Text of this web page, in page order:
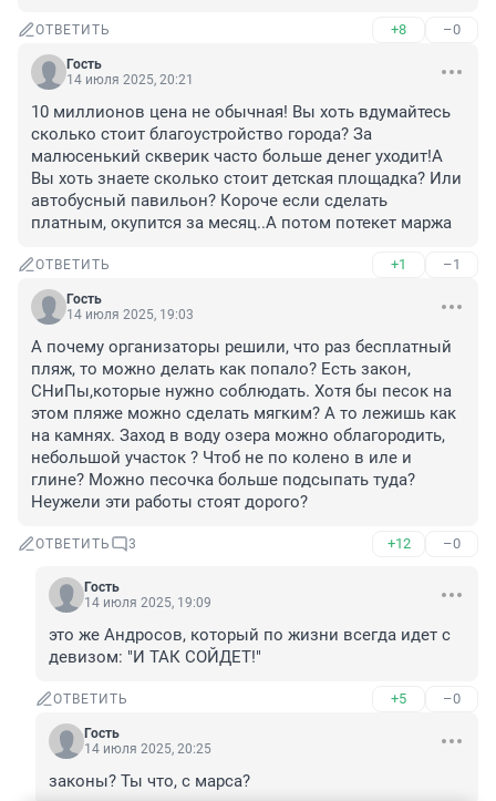
ОТВЕТИТЬ +8 –0
Гость
14 июля 2025, 20:21
10 миллионов цена не обычная! Вы хоть вдумайтесь
сколько стоит благоустройство города? За
малюсенький скверик часто больше денег уходит!А
Вы хоть знаете сколько стоит детская площадка? Или
автобусный павильон? Короче если сделать
платным, окупится за месяц..А потом потекет маржа
ОТВЕТИТЬ +1 –1
Гость
14 июля 2025, 19:03
А почему организаторы решили, что раз бесплатный
пляж, то можно делать как попало? Есть закон,
СНиПы,которые нужно соблюдать. Хотя бы песок на
этом пляже можно сделать мягким? А то лежишь как
на камнях. Заход в воду озера можно облагородить,
небольшой участок ? Чтоб не по колено в иле и
глине? Можно песочка больше подсыпать туда?
Неужели эти работы стоят дорого?
ОТВЕТИТЬ 3 +12 –0
Гость
14 июля 2025, 19:09
это же Андросов, который по жизни всегда идет с
девизом: "И ТАК СОЙДЕТ!"
ОТВЕТИТЬ +5 –0
Гость
14 июля 2025, 20:25
законы? Ты что, с марса?